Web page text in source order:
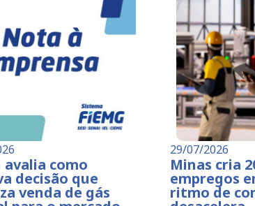
avalia como
decisão que
venda de gás
29/07/2026
Minas cria
empregos
ritmo de